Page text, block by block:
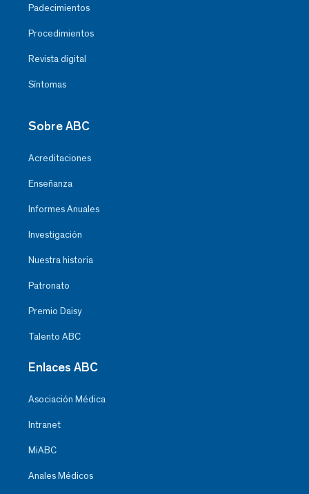
Padecimientos
Procedimientos
Revista digital
Síntomas
Sobre ABC
Acreditaciones
Enseñanza
Informes Anuales
Investigación
Nuestra historia
Patronato
Premio Daisy
Talento ABC
Enlaces ABC
Asociación Médica
Intranet
MiABC
Anales Médicos